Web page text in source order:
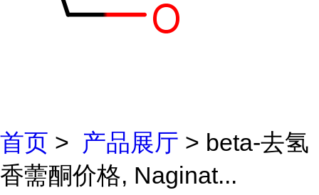
首页 > 产品展厅 > beta-去氢
香薷酮价格, Naginat...